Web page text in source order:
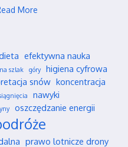
More
efektywna nauka
szlak góry
higiena cyfrowa
snów koncentracja
nawyki
oszczędzanie energii
prawo lotnicze drony